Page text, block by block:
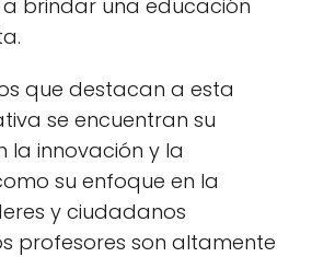
brindar una educación
que destacan a esta
se encuentran su
la innovación y la
su enfoque en la
y ciudadanos
profesores son altamente